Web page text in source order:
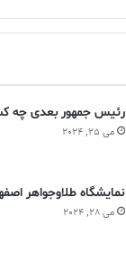
رئیس جمهور بعدی چه
می 25, 2024
نمایشگاه طلاوجواهر اصفهان
می 28, 2024